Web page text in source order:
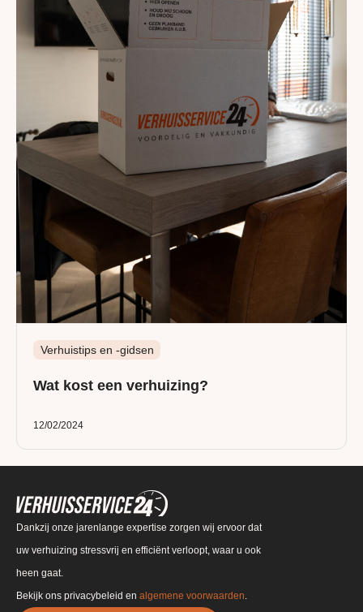
Verhuistips en -gidsen
Wat kost een verhuizing?
12/02/2024
Dankzij onze jarenlange expertise zorgen wij ervoor dat
uw verhuizing stressvrij en efficiënt verloopt, waar u ook
heen gaat.
Bekijk ons privacybeleid en algemene voorwaarden